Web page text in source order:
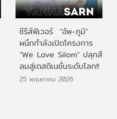
ซีรีส์ฟีเวอร์ "อัพ-ภูมิ"
ผนึกกำลังเปิดโครงการ
"We Love Silom" ปลุกสี
ลมสู่เดสติเนชั่นระดับโลก!!
25 พฤษภาคม 2026